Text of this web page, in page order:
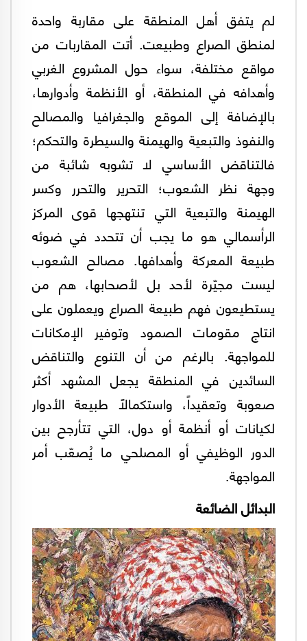
لم يتفق أهل المنطقة على مقاربة واحدة
لمنطق الصراع وطبيعت. أتت المقاربات من
مواقع مختلفة، سواء حول المشروع الغربي
وأهدافه في المنطقة، أو الأنظمة وأدوارها،
بالإضافة إلى الموقع والجغرافيا والمصالح
والنفوذ والتبعية والهيمنة والسيطرة والتحكم؛
فالتناقض الأساسي لا تشوبه شائبة من
وجهة نظر الشعوب؛ التحرير والتحرر وكسر
الهيمنة والتبعية التي تنتهجها قوى المركز
الرأسمالي هو ما يجب أن تتحدد في ضوئه
طبيعة المعركة وأهدافها. مصالح الشعوب
ليست مجيّرة لأحد بل لأصحابها، هم من
يستطيعون فهم طبيعة الصراع ويعملون على
انتاج مقومات الصمود وتوفير الإمكانات
للمواجهة. بالرغم من أن التنوع والتناقض
السائدين في المنطقة يجعل المشهد أكثر
صعوبة وتعقيداً، واستكمالاً طبيعة الأدوار
لكيانات أو أنظمة أو دول، التي تتأرجح بين
الدور الوظيفي أو المصلحي ما يُصعّب أمر
المواجهة.
البدائل الضائعة